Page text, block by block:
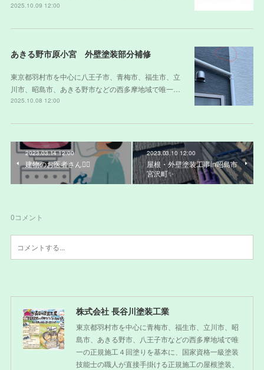
2025.10.09 12:00
あきる野市原小宮 外壁塗装部分補修
東京都羽村市を中心に八王子市、青梅市、福生市、立
川市、昭島市、あきる野市などの西多摩地域で唯一…
2025.10.08 12:00
2023.03.14 12:00
建物のお医者さん👨‍⚕️
2023.03.10 12:00
屋根・外壁塗装工事in昭島市
宮沢町✨
0コメント
株式会社 長谷川塗装工業
東京都羽村市を中心に青梅市、福生市、立川市、昭
島市、あきる野市、八王子市などの西多摩地域で唯
一の正規施工４回塗りを基本に、国家資格一級塗装
技能士の職人が直接手掛ける正規施工の屋根塗装、